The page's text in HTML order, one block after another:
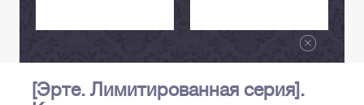
[Эрте. Лимитированная серия].